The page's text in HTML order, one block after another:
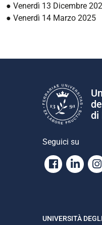
● Venerdì 13 Dicembre
● Venerdì 14 Marzo 2025
di
Seguici su
Facebook
UNIVERSITÀ